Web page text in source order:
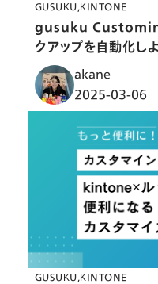
GUSUKU KINTONE
gusuku
クアップを自動化しよ
akane
2025-03-06
GUSUKU KINTONE